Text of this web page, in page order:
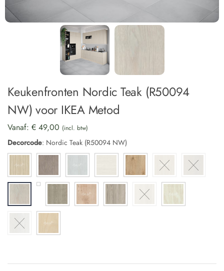
Keukenfronten Nordic Teak (R50094
NW) voor IKEA Metod
Vanaf: € 49,00 (incl. btw)
Decorcode: Nordic Teak (R50094 NW)